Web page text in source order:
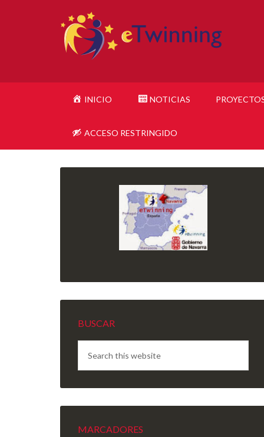
INICIO NOTICIAS
ACCESO RESTRINGIDO
BUSCAR
MARCADORES